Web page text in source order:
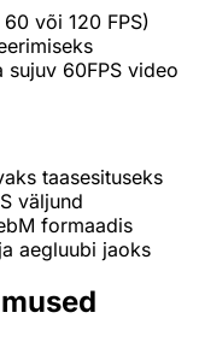
või 120 FPS)
60FPS video
taasesituseks
väljund
formaadis
aegluubi jaoks